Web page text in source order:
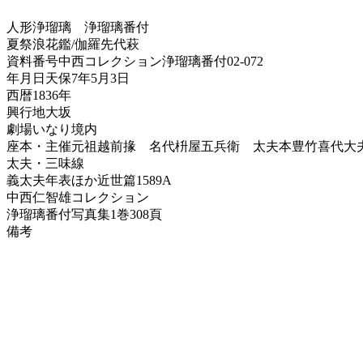
人形浄瑠璃 浄瑠璃番付
夏祭浪花鑑/伽羅先代萩
資料番号中西コレクション浄瑠璃番付02-072
年月日 天保7年5月3日
西暦1836年
興行地大坂
劇場いなり境内
座本・主催元祖越前掾 名代枡屋五兵衛 太夫本豊竹喜代大
太夫・三味線
義太夫年表ほか近世篇1589A
中西仁智雄コレクション
浄瑠璃番付写真集1巻308頁
備考